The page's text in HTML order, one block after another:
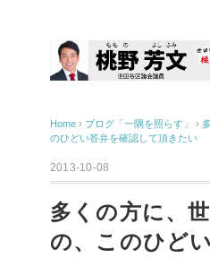
Home › ブログ「一隅を照らす」 ›
のひどい答弁を確認して頂きたい
2013-10-08
多くの方に、
の、このひど